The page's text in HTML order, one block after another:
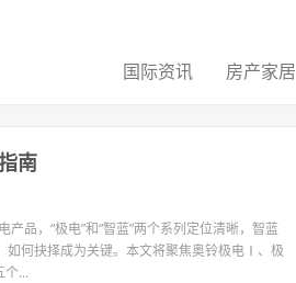
国际资讯 房产家居
南
品，“极电”和“智蓝”两个系列定位清晰，智蓝
如何抉择成为关键。本文将聚焦奥铃极电Ⅰ、极
个...